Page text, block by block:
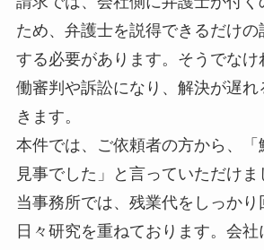
ため、弁護士を説得できるだけ
する必要があります。そうでなけ
働審判や訴訟になり、解決が遅れ
きます。
本件では、ご依頼者の方から、「
見事でした」と言っていただけま
当事務所では、残業代をしっかり
日々研究を重ねております。会